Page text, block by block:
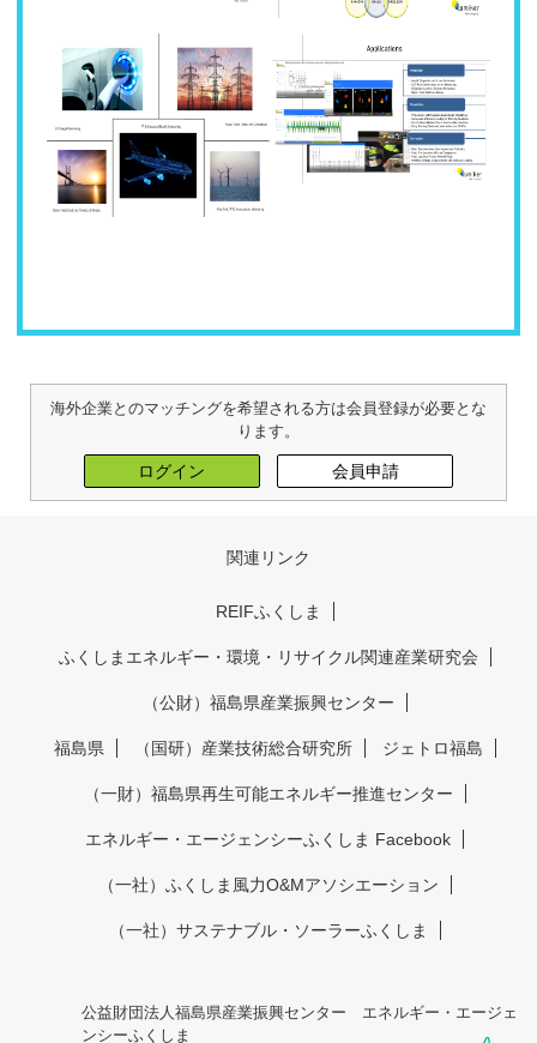
海外企業とのマッチングを希望される方は会員登録が必要とな
ります。
ログイン 会員申請
関連リンク
REIFふくしま
ふくしまエネルギー・環境・リサイクル関連産業研究会
（公財）福島県産業振興センター
福島県 （国研）産業技術総合研究所 ジェトロ福島
（一財）福島県再生可能エネルギー推進センター
エネルギー・エージェンシーふくしま Facebook
（一社）ふくしま風力O&Mアソシエーション
（一社）サステナブル・ソーラーふくしま
公益財団法人福島県産業振興センター エネルギー・エージェ
ンシーふくしま